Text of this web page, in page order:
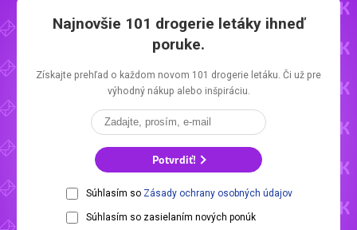
Najnovšie 101 drogerie letákyihneď
poruke.
Získajte prehľad o každom novom 101 drogerie letáku. Či už pre
výhodný nákup alebo inšpiráciu.
Potvrdiť!
Súhlasím so Zásady ochrany osobných údajov
Súhlasím so zasielaním nových ponúk